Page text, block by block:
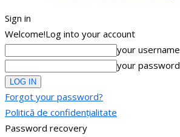
Sign in
Welcome!Log into your account
your username
your password
Forgot your password?
Politică de confidențialitate
Password recovery